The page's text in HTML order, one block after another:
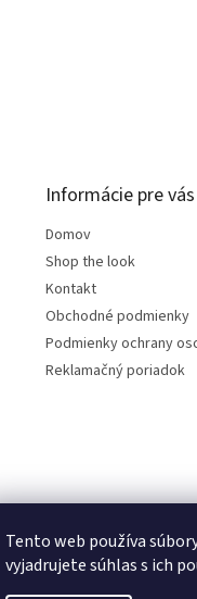
Tento web používa
vyjadrujete súhlas s ich
Informácie pre vás
Domov
Shop the look
Kontakt
Obchodné podmienky
Podmienky ochrany
Reklamačný poriadok